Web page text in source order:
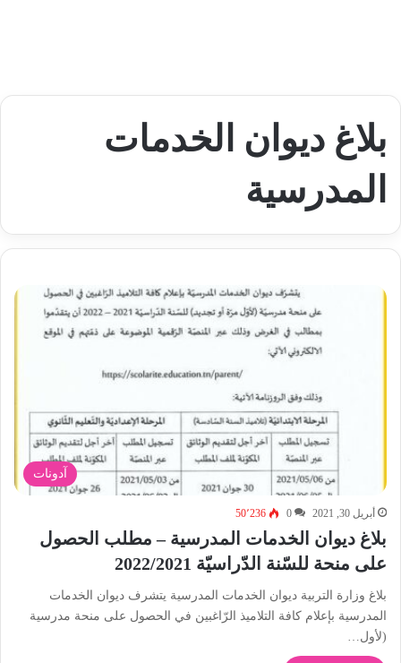
بلاغ ديوان الخدمات
المدرسية
آدونات
أبريل 30, 2021 0 50٬236
بلاغ ديوان الخدمات المدرسية – مطلب الحصول
على منحة للسّنة الدّراسيّة 2022/2021
بلاغ وزارة التربية ديوان الخدمات المدرسية يتشرف ديوان الخدمات
المدرسية بإعلام كافة التلاميذ الرّاغبين في الحصول على منحة مدرسية
(لأول…